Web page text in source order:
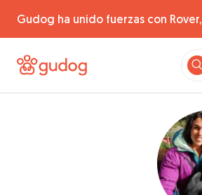
Gudog ha unido fuerzas con Rover,